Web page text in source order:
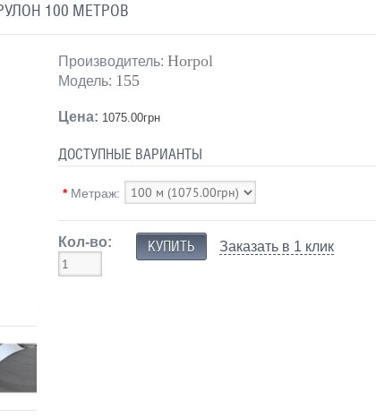
100 МЕТРОВ
Производитель: Horpol
Модель: 155
Цена: 1075.00грн
ДОСТУПНЫЕ ВАРИАНТЫ
* Метраж:
Кол-во: Заказать в 1 клик